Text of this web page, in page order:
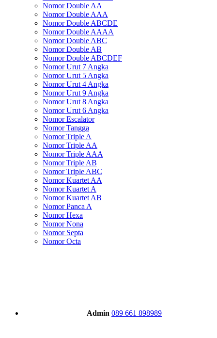
Nomor Double AA
Nomor Double AAA
Nomor Double ABCDE
Nomor Double AAAA
Nomor Double ABC
Nomor Double AB
Nomor Double ABCDEF
Nomor Urut 7 Angka
Nomor Urut 5 Angka
Nomor Urut 4 Angka
Nomor Urut 9 Angka
Nomor Urut 8 Angka
Nomor Urut 6 Angka
Nomor Escalator
Nomor Tangga
Nomor Triple A
Nomor Triple AA
Nomor Triple AAA
Nomor Triple AB
Nomor Triple ABC
Nomor Kuartet AA
Nomor Kuartet A
Nomor Kuartet AB
Nomor Panca A
Nomor Hexa
Nomor Nona
Nomor Septa
Nomor Octa
Admin 089 661 898989